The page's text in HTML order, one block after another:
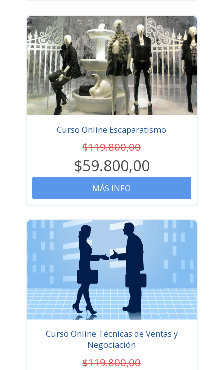
Curso Online Escaparatismo
$119.800,00
$59.800,00
MÁS INFO
Curso Online Técnicas de Ventas y
Negociación
$119.800,00